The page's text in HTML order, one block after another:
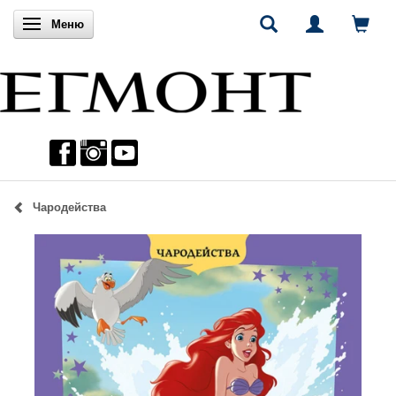
Включи навигацията
Меню
Чародейства